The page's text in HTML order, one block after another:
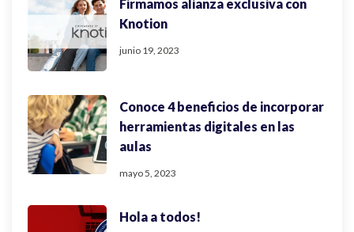
Firmamos alianza exclusiva con
Knotion
junio 19, 2023
Conoce 4 beneficios de incorporar
herramientas digitales en las
aulas
mayo 5, 2023
Hola a todos!